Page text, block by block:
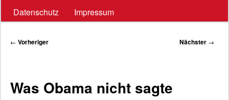
Datenschutz
Impressum
Beitragsnavigation
← Vorheriger Nächster →
Was Obama nicht sagte